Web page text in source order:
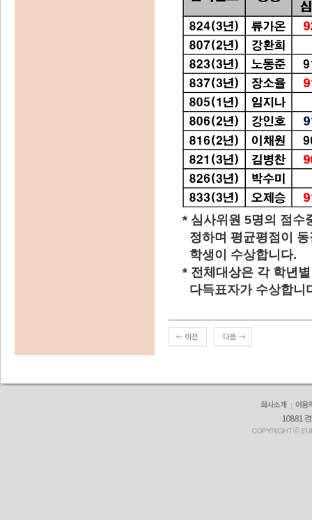
* 심사위원 5명의 점수
정하며 평균평점이
학생이 수상합니다.
* 전체대상은 각 학년
다득표자가 수상합니